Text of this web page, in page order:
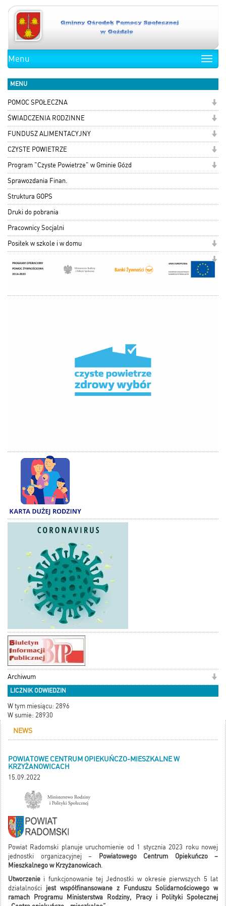
Toggle
Menu
MENU
POMOC SPOŁECZNA
ŚWIADCZENIA RODZINNE
FUNDUSZ ALIMENTACYJNY
CZYSTE POWIETRZE
Program "Czyste Powietrze" w Gminie Gózd
Sprawozdania Finan.
Struktura GOPS
Druki do pobrania
Pracownicy Socjalni
Posiłek w szkole i w domu
Archiwum
LICZNIK ODWIEDZIN
W tym miesiącu: 2896
W sumie: 28930
NEWS
POWIATOWE CENTRUM OPIEKUŃCZO-MIESZKALNE W
KRZYŻANOWICACH
15.09.2022
Powiat Radomski planuje uruchomienie od 1 stycznia 2023 roku nowej
jednostki organizacyjnej –
Powiatowego Centrum Opiekuńczo –
Mieszkalnego w Krzyżanowicach
Utworzenie i funkcjonowanie tej Jednostki w okresie pierwszych 5 lat
działalności jest współfinansowane z Funduszu Solidarnościowego w
ramach Programu Ministerstwa Rodziny, Pracy i Polityki Społecznej